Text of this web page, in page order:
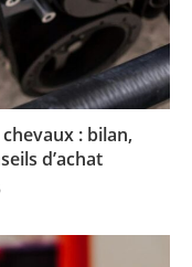
: bilan,
d’achat